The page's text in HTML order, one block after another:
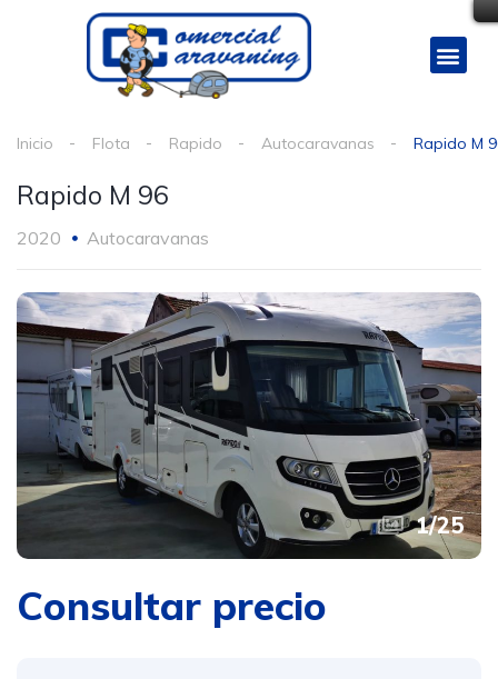
Inicio Flota Rapido Autocaravanas Rapido M
Rapido M 96
2020 Autocaravanas
1/25
Consultar precio